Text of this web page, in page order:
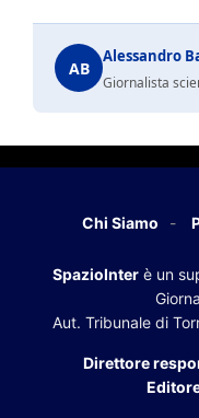
AB
Alessandro
Giornalista
Chi Siamo
SpazioInter è un
Aut. Tribunale di
Direttore